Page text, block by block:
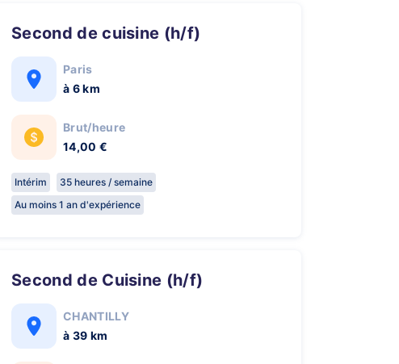
Second de cuisine (h/f)
Paris
à 6 km
Brut/heure
14,00 €
Intérim
35 heures / semaine
Au moins 1 an d'expérience
Second de Cuisine (h/f)
CHANTILLY
à 39 km